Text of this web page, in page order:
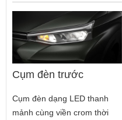
Cụm đèn trước
Cụm đèn dạng LED thanh
mảnh cùng viền crom thời